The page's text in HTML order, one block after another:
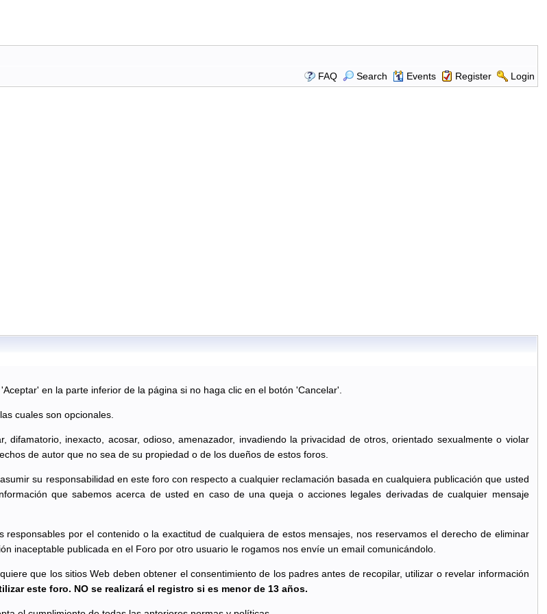
FAQ
Search Events Register Login
en la parte inferior de la página si no haga clic en el botón 'Cancelar'.
cuales son opcionales.
inexacto, acosar, odioso, amenazador, invadiendo la privacidad de otros, orientado sexualmente o violar
de autor que no sea de su propiedad o de los dueños de estos foros.
su responsabilidad en este foro con respecto a cualquier reclamación basada en cualquiera publicación que usted
que sabemos acerca de usted en caso de una queja o acciones legales derivadas de cualquier mensaje
por el contenido o la exactitud de cualquiera de estos mensajes, nos reservamos el derecho de eliminar
inaceptable publicada en el Foro por otro usuario le rogamos nos envíe un email comunicándolo.
que los sitios Web deben obtener el consentimiento de los padres antes de recopilar, utilizar o revelar información
este foro. NO se realizará el registro si es menor de 13 años.